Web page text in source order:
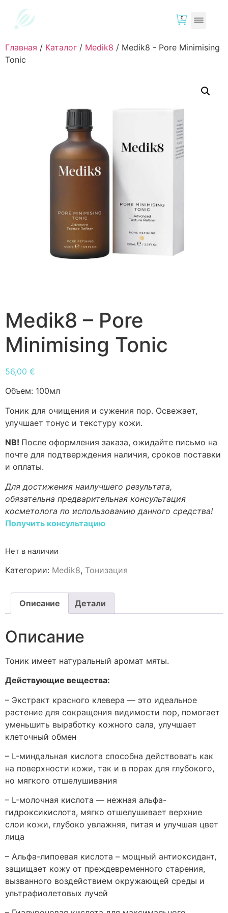
0
Главная / Каталог / Medik8 / Medik8 - Pore Minimising
Tonic
Medik8 – Pore
Minimising Tonic
56,00 €
Объем: 100мл
Тоник для очищения и сужения пор. Освежает,
улучшает тонус и текстуру кожи.
NB! После оформления заказа, ожидайте письмо на
почте для подтверждения наличия, сроков поставки
и оплаты.
Для достижения наилучшего результата,
обязательна предварительная консультация
косметолога по использованию данного средства!
Получить консультацию
Нет в наличии
Категории: Medik8, Тонизация
Описание Детали
Описание
Тоник имеет натуральный аромат мяты.
Действующие вещества:
– Экстракт красного клевера — это идеальное
растение для сокращения видимости пор, помогает
уменьшить выработку кожного сала, улучшает
клеточный обмен
– L-миндальная кислота способна действовать как
на поверхности кожи, так и в порах для глубокого,
но мягкого отшелушивания
– L-молочная кислота — нежная альфа-
гидроксикислота, мягко отшелушивает верхние
слои кожи, глубоко увлажняя, питая и улучшая цвет
лица
– Альфа-липоевая кислота – мощный антиоксидант,
защищает кожу от преждевременного старения,
вызванного воздействием окружающей среды и
ультрафиолетовых лучей